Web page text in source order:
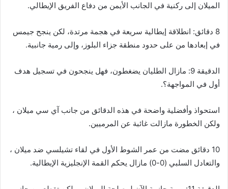
الميلان إلى ركنية في الجانب الأيمن من دفاع الفريق الإيطالي.
8 دقائق: انطلاقة إيطالية سريعة في هجمة مرتدة، لكن ينجح جيمس
في إبعادها من على حدود منطقة جزاء البلوز، وإلى رمية جانبية.
الدقيقة 9: مازال الطليان يضغطون، فهل ينجحون في تسجيل هدف
أول في المواجهة؟.
استحواذ وأفضلية واضحة في هذه الدقائق من جانب آي سي ميلان ،
ولكن الخطورة مازالت غائبة عن المرميين.
10 دقائق مضت من عمر الشوط الأول في لقاء تشيلسي ضد ميلان ،
والتعادل السلبي (0-0) مازال يحكم القمة الإنجليزية الإيطالية.